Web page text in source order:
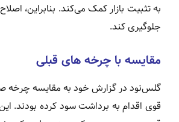
به تثبیت بازار کمک می‌کند. بنابراین،
جلوگیری کند.
مقایسه با چرخه‌ های قبلی
قوی اقدام به برداشت سود کرده بودند.